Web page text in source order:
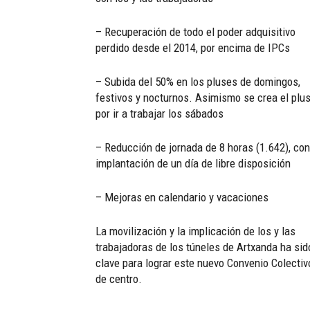
– Recuperación de todo el poder adquisitivo
perdido desde el 2014, por encima de IPCs
– Subida del 50% en los pluses de domingos,
festivos y nocturnos. Asimismo se crea el plus
por ir a trabajar los sábados
– Reducción de jornada de 8 horas (1.642),
implantación de un día de libre disposición
– Mejoras en calendario y vacaciones
La movilización y la implicación de los y las
trabajadoras de los túneles de Artxanda ha
clave para lograr este nuevo Convenio
de centro.